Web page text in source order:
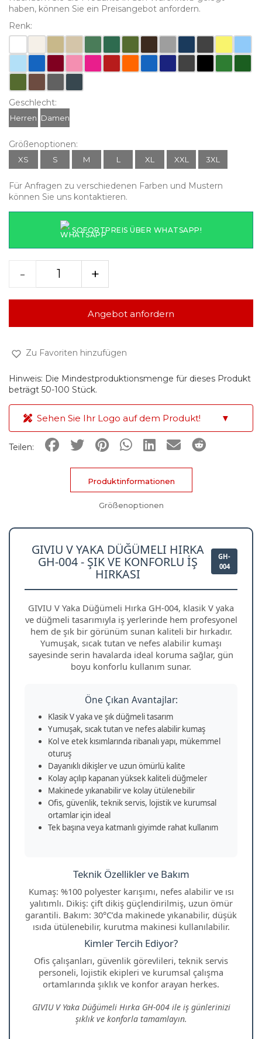
haben, können Sie ein Preisangebot anfordern.
Renk:
Geschlecht:
Herren Damen
Größenoptionen:
XS S M L XL XXL 3XL
Für Anfragen zu verschiedenen Farben und Mustern
können Sie uns kontaktieren.
SOFORTPREIS ÜBER WHATSAPP!
- +
Angebot anfordern
Zu Favoriten hinzufügen
Hinweis: Die Mindestproduktionsmenge für dieses Produkt
beträgt 50-100 Stück.
Sehen Sie Ihr Logo auf dem Produkt! ▼
Teilen:
Produktinformationen
Größenoptionen
GIVIU V YAKA DÜĞÜMELI HIRKA
GH-004 - ŞIK VE KONFORLU İŞ
HIRKASI
GH-
004
GIVIU V Yaka Düğümeli Hırka GH-004, klasik V yaka
ve düğmeli tasarımıyla iş yerlerinde hem profesyonel
hem de şık bir görünüm sunan kaliteli bir hırkadır.
Yumuşak, sıcak tutan ve nefes alabilir kumaşı
sayesinde serin havalarda ideal koruma sağlar, gün
boyu konforlu kullanım sunar.
Öne Çıkan Avantajlar:
Klasik V yaka ve şık düğmeli tasarım
Yumuşak, sıcak tutan ve nefes alabilir kumaş
Kol ve etek kısımlarında ribanalı yapı, mükemmel
oturuş
Dayanıklı dikişler ve uzun ömürlü kalite
Kolay açılıp kapanan yüksek kaliteli düğmeler
Makinede yıkanabilir ve kolay ütülenebilir
Ofis, güvenlik, teknik servis, lojistik ve kurumsal
ortamlar için ideal
Tek başına veya katmanlı giyimde rahat kullanım
Teknik Özellikler ve Bakım
Kumaş: %100 polyester karışımı, nefes alabilir ve ısı
yalıtımlı. Dikiş: çift dikiş güçlendirilmiş, uzun ömür
garantili. Bakım: 30°C’da makinede yıkanabilir, düşük
ısıda ütülenebilir, kurutma makinesi kullanılabilir.
Kimler Tercih Ediyor?
Ofis çalışanları, güvenlik görevlileri, teknik servis
personeli, lojistik ekipleri ve kurumsal çalışma
ortamlarında şıklık ve konfor arayan herkes.
GIVIU V Yaka Düğümeli Hırka GH-004 ile iş günlerinizi
şıklık ve konforla tamamlayın.